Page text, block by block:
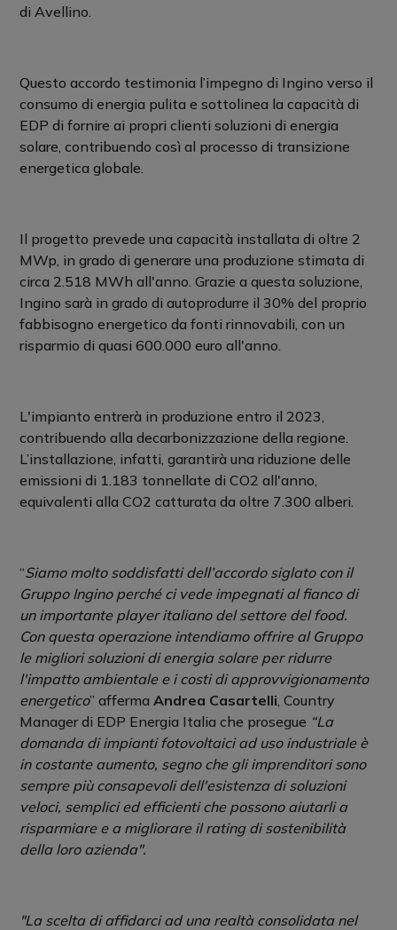
di Avellino.
Questo accordo testimonia l’impegno di Ingino verso il
consumo di energia pulita e sottolinea la capacità di
EDP di fornire ai propri clienti soluzioni di energia
solare, contribuendo così al processo di transizione
energetica globale.
Il progetto prevede una capacità installata di oltre 2
MWp, in grado di generare una produzione stimata di
circa 2.518 MWh all'anno. Grazie a questa soluzione,
Ingino sarà in grado di autoprodurre il 30% del proprio
fabbisogno energetico da fonti rinnovabili, con un
risparmio di quasi 600.000 euro all'anno.
L'impianto entrerà in produzione entro il 2023,
contribuendo alla decarbonizzazione della regione.
L’installazione, infatti, garantirà una riduzione delle
emissioni di 1.183 tonnellate di CO2 all'anno,
equivalenti alla CO2 catturata da oltre 7.300 alberi.
“Siamo molto soddisfatti dell’accordo siglato con il
Gruppo Ingino perché ci vede impegnati al fianco di
un importante player italiano del settore del food.
Con questa operazione intendiamo offrire al Gruppo
le migliori soluzioni di energia solare per ridurre
l'impatto ambientale e i costi di approvvigionamento
energetico” affermaAndrea Casartelli, Country
Manager di EDP Energia Italia che prosegue “La
domanda di impianti fotovoltaici ad uso industriale è
in costante aumento, segno che gli imprenditori sono
sempre più consapevoli dell'esistenza di soluzioni
veloci, semplici ed efficienti che possono aiutarli a
risparmiare e a migliorare il rating di sostenibilità
della loro azienda".
"La scelta di affidarci ad una realtà consolidata nel